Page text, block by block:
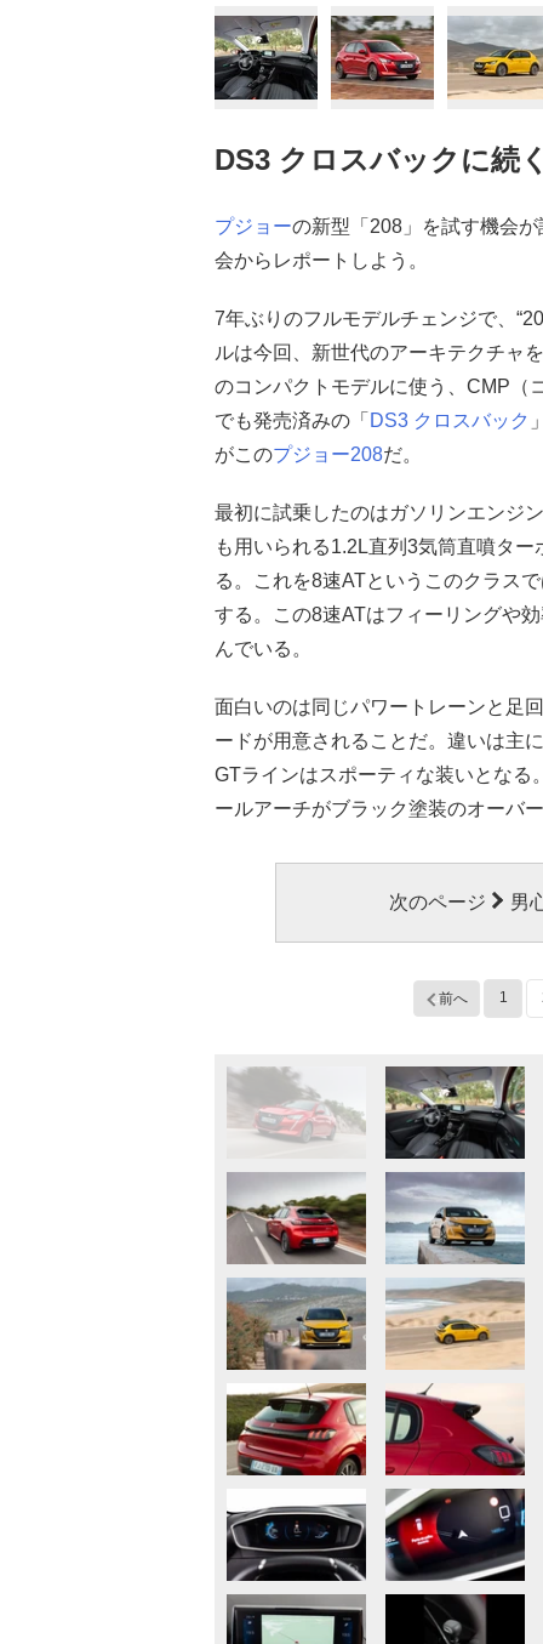
DS3 クロスバックに続
プジョーの新型「208」を試す機会
会からレポートしよう。
7年ぶりのフルモデルチェンジで、
ルは今回、新世代のアーキテクチャ
のコンパクトモデルに使う、CMP（
でも発売済みの「 DS3 クロスバック
がこのプジョー208だ。
最初に試乗したのはガソリンエンジ
も用いられる1.2L直列3気筒直噴タ
る。これを8速ATというこのクラス
する。この8速ATはフィーリングや
んでいる。
面白いのは同じパワートレーンと足
ードが用意されることだ。違いは主
GTラインはスポーティな装いとなる
ールアーチがブラック塗装のオーバ
次のページ 男
前へ 1